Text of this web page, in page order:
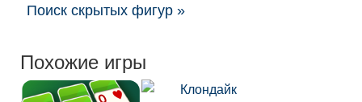
Поиск скрытых фигур »
Похожие игры